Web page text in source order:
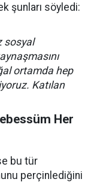
şunları söyledi:
sosyal
ortamda hep
Katılan
Her
bu tür
perçinlediğini